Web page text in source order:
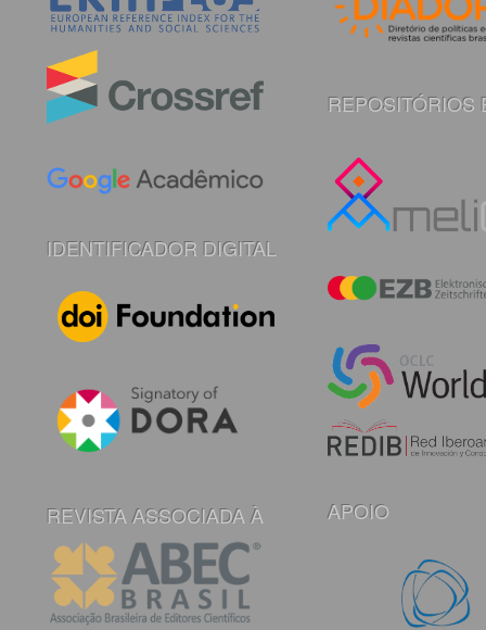
IDENTIFICADOR DIGITAL
REVISTA ASSOCIADA À
REPOSITÓRIOS
APOIO